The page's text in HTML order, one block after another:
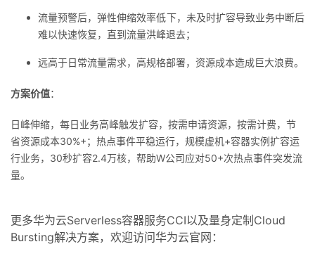
流量预警后，弹性伸缩效率低下，未及时扩容导致业务中断后
难以快速恢复，直到流量洪峰退去；
远高于日常流量需求，高规格部署，资源成本造成巨大浪费。
方案价值：
日峰伸缩，每日业务高峰触发扩容，按需申请资源，按需计费，节
省资源成本30%+；热点事件平稳运行，规模虚机+容器实例扩容运
行业务，30秒扩容2.4万核，帮助W公司应对50+次热点事件突发流
量。
更多华为云Serverless容器服务CCI以及量身定制Cloud
Bursting解决方案，欢迎访问华为云官网：